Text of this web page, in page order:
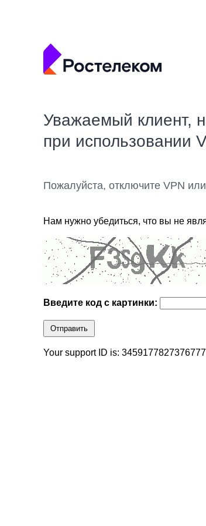
Уважаемый клиент,
при использовании
Пожалуйста, отключите VPN
Нам нужно убедиться, что вы не
Введите код с картинки:
Отправить
Your support ID is: